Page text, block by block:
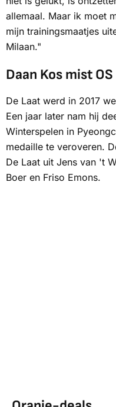
allemaal. Maar ik moet
mijn trainingsmaatjes
Milaan."
Daan Kos mist OS
De Laat werd in 2017
Een jaar later nam hij
Winterspelen in
medaille te veroveren.
De Laat uit Jens van 't
Boer en Friso Emons.